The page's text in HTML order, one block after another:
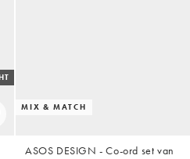
MIX & MATCH
ASOS DESIGN - Co-ord set van